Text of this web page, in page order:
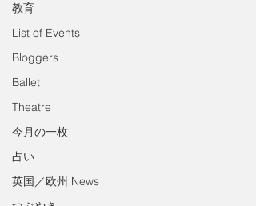
教育
List of Events
Bloggers
Ballet
Theatre
今月の一枚
占い
英国／欧州 News